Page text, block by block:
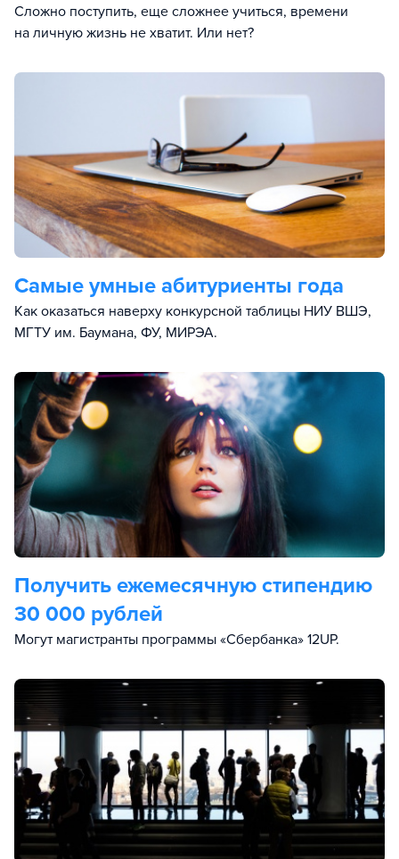
Сложно поступить, еще сложнее учиться, времени
на личную жизнь не хватит. Или нет?
Cамые умные абитуриенты года
Как оказаться наверху конкурсной таблицы НИУ ВШЭ,
МГТУ им. Баумана, ФУ, МИРЭА.
Получить ежемесячную стипендию
30 000 рублей
Могут магистранты программы «Сбербанка» 12UP.